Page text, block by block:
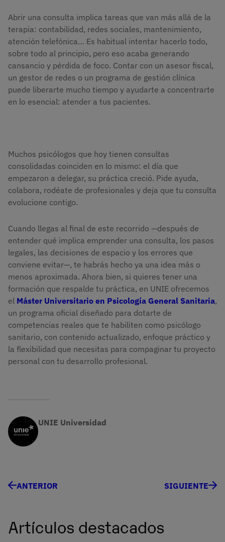
Abrir una consulta implica tareas que van más allá de la
terapia: contabilidad, redes sociales, mantenimiento,
atención telefónica… Es habitual intentar hacerlo todo,
sobre todo al principio, pero eso acaba generando
cansancio y pérdida de foco. Contar con un asesor fiscal,
un gestor de redes o un programa de gestión clínica
puede liberarte mucho tiempo y ayudarte a concentrarte
en lo esencial: atender a tus pacientes.
Muchos psicólogos que hoy tienen consultas
consolidadas coinciden en lo mismo: el día que
empezaron a delegar, su práctica creció. Pide ayuda,
colabora, rodéate de profesionales y deja que tu consulta
evolucione contigo.
Cuando llegas al final de este recorrido —después de
entender qué implica emprender una consulta, los pasos
legales, las decisiones de espacio y los errores que
conviene evitar—, te habrás hecho ya una idea más o
menos aproximada. Ahora bien, si quieres tener una
formación que respalde tu práctica, en UNIE ofrecemos
el Máster Universitario en Psicología General Sanitaria,
un programa oficial diseñado para dotarte de
competencias reales que te habiliten como psicólogo
sanitario, con contenido actualizado, enfoque práctico y
la flexibilidad que necesitas para compaginar tu proyecto
personal con tu desarrollo profesional.
UNIE Universidad
ANTERIOR SIGUIENTE
Artículos destacados